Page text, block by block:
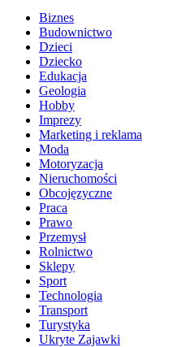
Biznes
Budownictwo
Dzieci
Dziecko
Edukacja
Geologia
Hobby
Imprezy
Marketing i reklama
Moda
Motoryzacja
Nieruchomości
Obcojęzyczne
Praca
Prawo
Przemysł
Rolnictwo
Sklepy
Sport
Technologia
Transport
Turystyka
Ukryte Zajawki